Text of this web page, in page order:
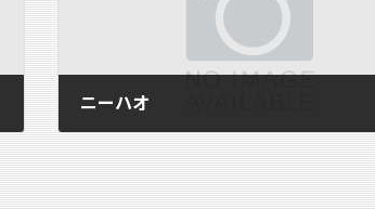
ニーハオ
2007年12月17日